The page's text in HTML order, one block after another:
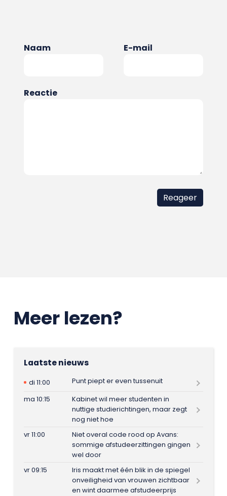
Naam E-mail
Reactie
Meer lezen?
Laatste nieuws
di 11:00
Punt piept er even tussenuit
ma 10:15
Kabinet wil meer studenten in
nuttige studierichtingen, maar zegt
nog niet hoe
vr 11:00
Niet overal code rood op Avans:
sommige afstudeerzittingen gingen
wel door
vr 09:15
Iris maakt met één blik in de spiegel
onveiligheid van vrouwen zichtbaar
en wint daarmee afstudeerprijs